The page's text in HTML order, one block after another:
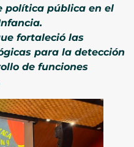
política pública en el
fortaleció las
para la detección
de funciones